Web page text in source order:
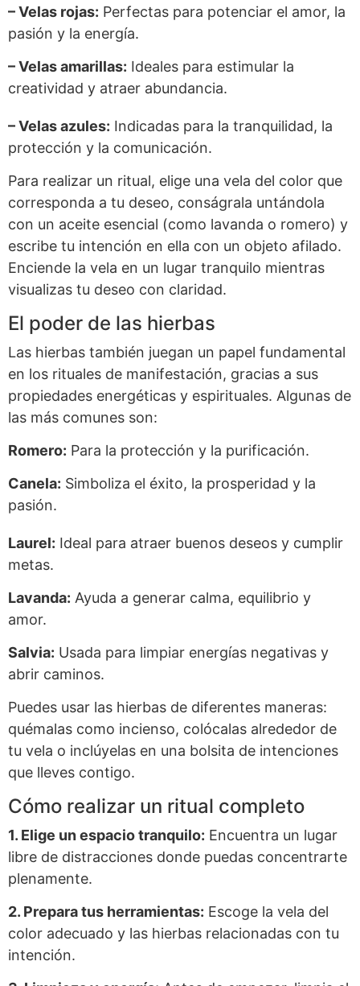
– Velas rojas: Perfectas para potenciar el amor, la
pasión y la energía.
– Velas amarillas: Ideales para estimular la
creatividad y atraer abundancia.
– Velas azules: Indicadas para la tranquilidad, la
protección y la comunicación.
Para realizar un ritual, elige una vela del color que
corresponda a tu deseo, conságrala untándola
con un aceite esencial (como lavanda o romero) y
escribe tu intención en ella con un objeto afilado.
Enciende la vela en un lugar tranquilo mientras
visualizas tu deseo con claridad.
El poder de las hierbas
Las hierbas también juegan un papel fundamental
en los rituales de manifestación, gracias a sus
propiedades energéticas y espirituales. Algunas de
las más comunes son:
Romero: Para la protección y la purificación.
Canela: Simboliza el éxito, la prosperidad y la
pasión.
Laurel: Ideal para atraer buenos deseos y cumplir
metas.
Lavanda: Ayuda a generar calma, equilibrio y
amor.
Salvia: Usada para limpiar energías negativas y
abrir caminos.
Puedes usar las hierbas de diferentes maneras:
quémalas como incienso, colócalas alrededor de
tu vela o inclúyelas en una bolsita de intenciones
que lleves contigo.
Cómo realizar un ritual completo
1. Elige un espacio tranquilo: Encuentra un lugar
libre de distracciones donde puedas concentrarte
plenamente.
2. Prepara tus herramientas: Escoge la vela del
color adecuado y las hierbas relacionadas con tu
intención.